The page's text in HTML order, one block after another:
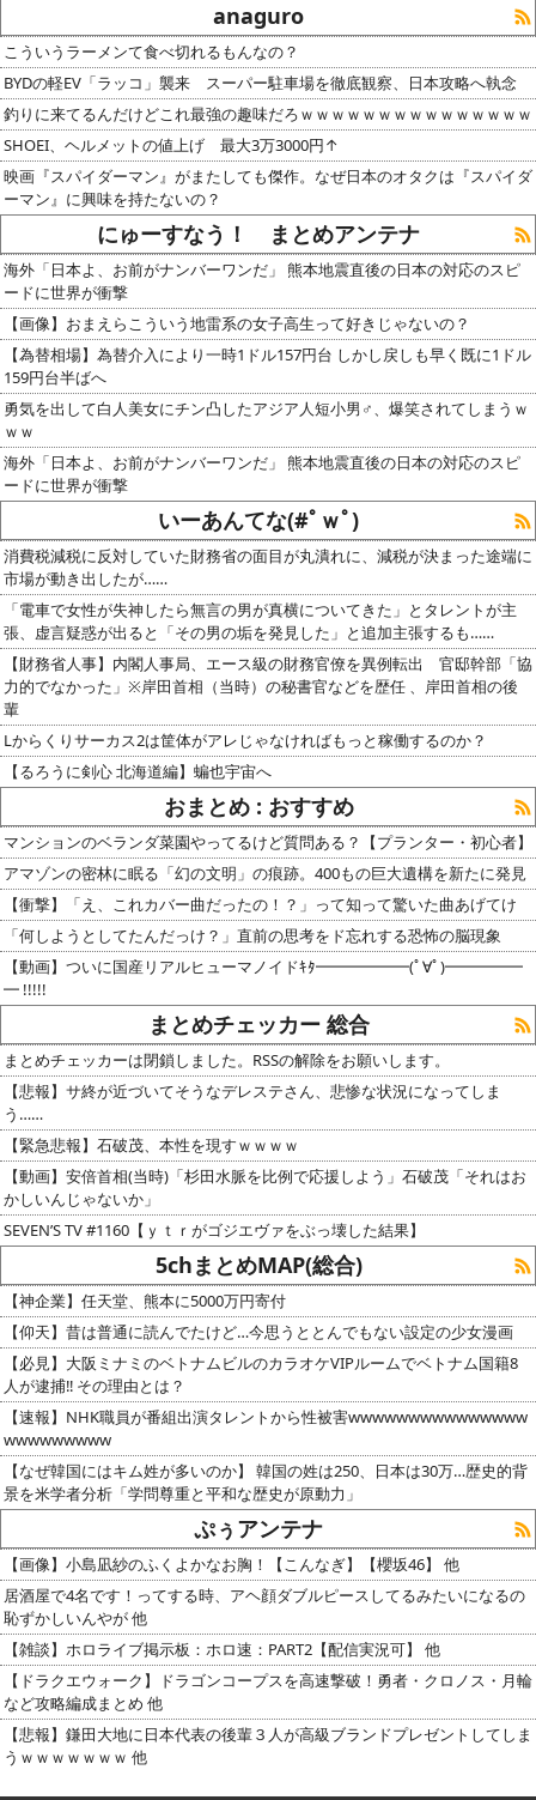
anaguro
こういうラーメンて食べ切れるもんなの？
BYDの軽EV「ラッコ」襲来 スーパー駐車場を徹底観察、日本攻略へ執念
釣りに来てるんだけどこれ最強の趣味だろｗｗｗｗｗｗｗｗｗｗｗｗｗｗｗ
SHOEI、ヘルメットの値上げ 最大3万3000円↑
映画『スパイダーマン』がまたしても傑作。なぜ日本のオタクは『スパイダ
ーマン』に興味を持たないの？
にゅーすなう！ まとめアンテナ
海外「日本よ、お前がナンバーワンだ」 熊本地震直後の日本の対応のスピ
ードに世界が衝撃
【画像】おまえらこういう地雷系の女子高生って好きじゃないの？
【為替相場】為替介入により一時1ドル157円台 しかし戻しも早く既に1ドル
159円台半ばへ
勇気を出して白人美女にチン凸したアジア人短小男♂、爆笑されてしまうｗ
ｗｗ
海外「日本よ、お前がナンバーワンだ」 熊本地震直後の日本の対応のスピ
ードに世界が衝撃
いーあんてな(#ﾟｗﾟ)
消費税減税に反対していた財務省の面目が丸潰れに、減税が決まった途端に
市場が動き出したが……
「電車で女性が失神したら無言の男が真横についてきた」とタレントが主
張、虚言疑惑が出ると「その男の垢を発見した」と追加主張するも……
【財務省人事】内閣人事局、エース級の財務官僚を異例転出 官邸幹部「協
力的でなかった」※岸田首相（当時）の秘書官などを歴任 、岸田首相の後
輩
Lからくりサーカス2は筐体がアレじゃなければもっと稼働するのか？
【るろうに剣心 北海道編】蝙也宇宙へ
おまとめ : おすすめ
マンションのベランダ菜園やってるけど質問ある？【プランター・初心者】
アマゾンの密林に眠る「幻の文明」の痕跡。400もの巨大遺構を新たに発見
【衝撃】「え、これカバー曲だったの！？」って知って驚いた曲あげてけ
「何しようとしてたんだっけ？」直前の思考をド忘れする恐怖の脳現象
【動画】ついに国産リアルヒューマノイドｷﾀ━━━━━━(ﾟ∀ﾟ)━━━━━
━ !!!!!
まとめチェッカー 総合
まとめチェッカーは閉鎖しました。RSSの解除をお願いします。
【悲報】サ終が近づいてそうなデレステさん、悲惨な状況になってしま
う……
【緊急悲報】石破茂、本性を現すｗｗｗｗ
【動画】安倍首相(当時)「杉田水脈を比例で応援しよう」石破茂「それはお
かしいんじゃないか」
SEVEN’S TV #1160【ｙｔｒがゴジエヴァをぶっ壊した結果】
5chまとめMAP(総合)
【神企業】任天堂、熊本に5000万円寄付
【仰天】昔は普通に読んでたけど…今思うととんでもない設定の少女漫画
【必見】大阪ミナミのベトナムビルのカラオケVIPルームでベトナム国籍8
人が逮捕‼ その理由とは？
【速報】NHK職員が番組出演タレントから性被害wwwwwwwwwwwwwww
wwwwwwwww
【なぜ韓国にはキム姓が多いのか】 韓国の姓は250、日本は30万…歴史的背
景を米学者分析「学問尊重と平和な歴史が原動力」
ぷぅアンテナ
【画像】小島凪紗のふくよかなお胸！【こんなぎ】【櫻坂46】 他
居酒屋で4名です！ってする時、アヘ顔ダブルピースしてるみたいになるの
恥ずかしいんやが 他
【雑談】ホロライブ掲示板：ホロ速：PART2【配信実況可】 他
【ドラクエウォーク】ドラゴンコープスを高速撃破！勇者・クロノス・月輪
など攻略編成まとめ 他
【悲報】鎌田大地に日本代表の後輩３人が高級ブランドプレゼントしてしま
うｗｗｗｗｗｗｗ 他